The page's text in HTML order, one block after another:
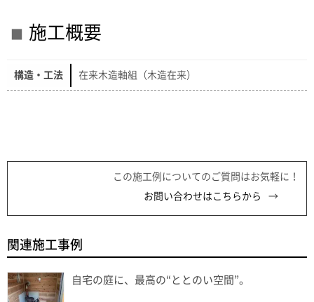
施工概要
構造・工法 在来木造軸組（木造在来）
この施工例についてのご質問はお気軽に！
お問い合わせはこちらから
関連施工事例
自宅の庭に、最高の“ととのい空間”。